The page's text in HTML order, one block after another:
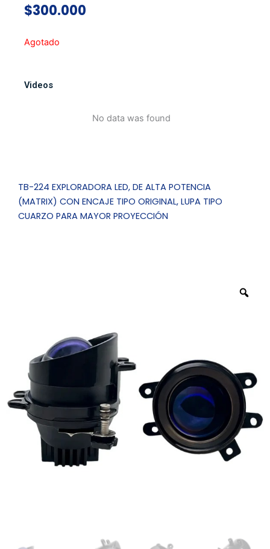
$300.000
Agotado
Videos
No data was found
TB-224 EXPLORADORA LED, DE ALTA POTENCIA
(MATRIX) CON ENCAJE TIPO ORIGINAL, LUPA TIPO
CUARZO PARA MAYOR PROYECCIÓN